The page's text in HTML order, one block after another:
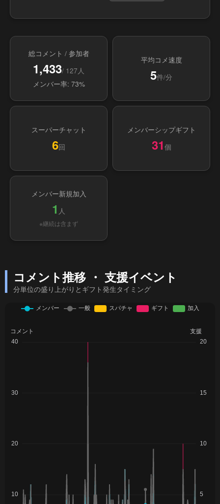
総コメント / 参加者
1,433/ 127人
メンバー率: 73%
平均コメ速度
5件/分
スーパーチャット
6回
メンバーシップギフト
31 個
メンバー新規加入
1 人
※継続は含まず
コメント推移 ・ 支援イベント
分単位の盛り上がりとギフト発生タイミング